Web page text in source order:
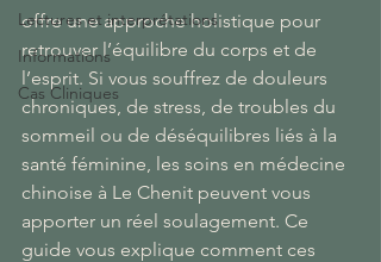
Lectures et interprétations
Informations
Cas Cliniques
offre une approche holistique pour
retrouver l’équilibre du corps et de
l’esprit. Si vous souffrez de douleurs
chroniques, de stress, de troubles du
sommeil ou de déséquilibres liés à la
santé féminine, les soins en médecine
chinoise à Le Chenit peuvent vous
apporter un réel soulagement. Ce
guide vous explique comment ces